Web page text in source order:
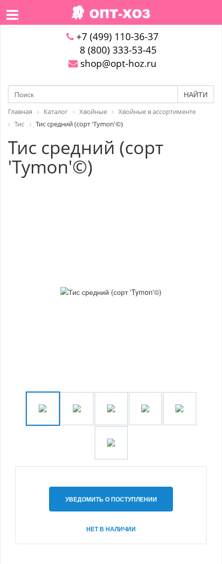
+7 (499) 110-36-37
8 (800) 333-53-45
shop@opt-hoz.ru
НАЙТИ
Главная Каталог Хвойные
Хвойные в ассортименте
Тис
Тис средний (сорт 'Tymon'©)
Тис средний (сорт
'Tymon'©)
УВЕДОМИТЬ О ПОСТУПЛЕНИИ
НЕТ В НАЛИЧИИ